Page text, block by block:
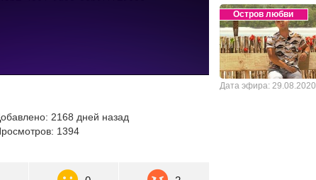
2168 дней назад
1394
Остров любви
Дата эфира: 29.08.2020